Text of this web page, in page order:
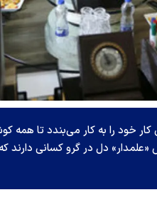
خود را به کار می‌بندد تا همه
«علمدار» دل در گرو کسانی